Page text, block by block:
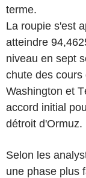
terme.
La roupie s'est
atteindre
niveau en sept
chute des
Washington et
accord initial
détroit d'Ormuz.
Selon les
une phase plus